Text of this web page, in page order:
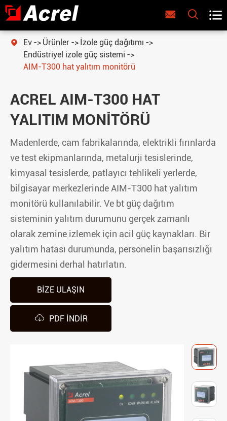
  
 Ev Ürünler
İzole güç dağıtımı
Endüstriyel izole güç sistemi
AIM-T300 hat yalıtım monitörü
ACREL AIM-T300 HAT
YALITIM MONITÖRÜ
Madenlerde, cam fabrikalarında, elektrikli fırınlarda
ve test ekipmanlarında, metalurji tesislerinde,
kimyasal tesislerde, patlayıcı tehlikeli yerlerde,
bilgisayar merkezlerinde AIM-T300 hat yalıtım
monitörü kullanılabilir. Ve bt güç dağıtım
sisteminin yalıtım durumunu gerçek zamanlı
olarak zemine izlemek için acil güç kaynakları. Bir
yalıtım hatası durumunda, personelin başarısızlığı
gidermesini derhal hatırlatın.
BIZE ULAŞIN
 PDF INDIR